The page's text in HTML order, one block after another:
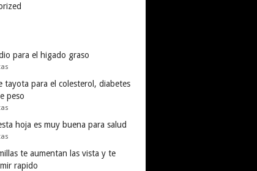
para el higado graso
tayota para el colesterol, diabetes
peso
hoja es muy buena para salud
te aumentan las vista y te
rapido